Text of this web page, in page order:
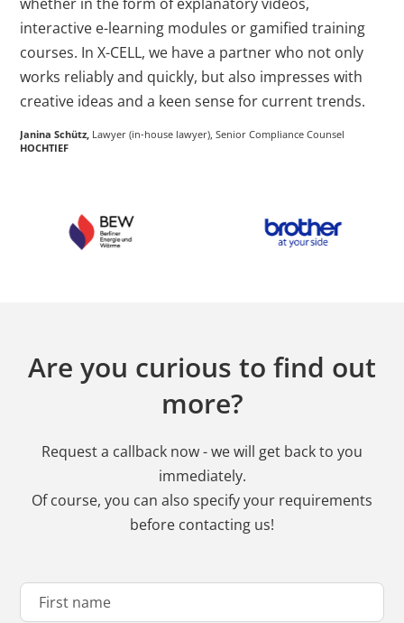
interactive e-learning modules or gamified training
courses. In X-CELL, we have a partner who not only
works reliably and quickly, but also impresses with
creative ideas and a keen sense for current trends.
Janina Schütz, Lawyer (in-house lawyer), Senior Compliance Counsel
HOCHTIEF
Are you curious to find out
more?
Request a callback now - we will get back to you
immediately.
Of course, you can also specify your requirements
before contacting us!